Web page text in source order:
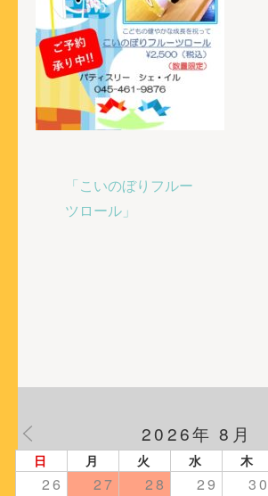
投
稿
ン
「こいのぼりフルー
ツロール」
2026年 8月
日 月 火 水 木
26 27 28 29 30